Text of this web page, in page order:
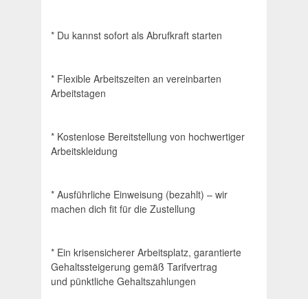
* Du kannst sofort als Abrufkraft starten
* Flexible Arbeitszeiten an vereinbarten
Arbeitstagen
* Kostenlose Bereitstellung von hochwertiger
Arbeitskleidung
* Ausführliche Einweisung (bezahlt) – wir
machen dich fit für die Zustellung
* Ein krisensicherer Arbeitsplatz, garantierte
Gehaltssteigerung gemäß Tarifvertrag
und pünktliche Gehaltszahlungen